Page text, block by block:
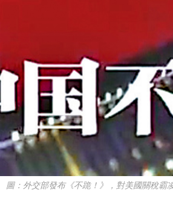
：外交部發布《不跪！》，對美國關稅霸凌